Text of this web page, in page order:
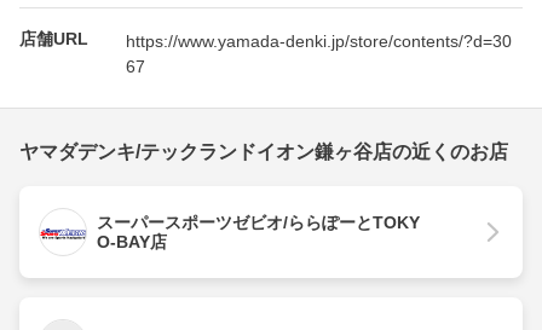
店舗URL
https://www.yamada-denki.jp/store/contents/?d=30
67
ヤマダデンキ/テックランドイオン鎌ヶ谷店の近くのお店
スーパースポーツゼビオ/ららぽーとTOKY
O-BAY店